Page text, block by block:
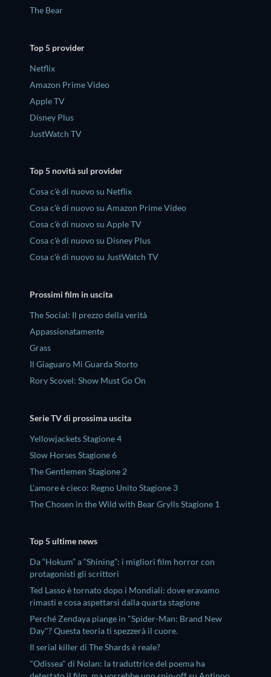
The Bear
Top 5 provider
Netflix
Amazon Prime Video
Apple TV
Disney Plus
JustWatch TV
Top 5 novità sul provider
Cosa c'è di nuovo su Netflix
Cosa c'è di nuovo su Amazon Prime Video
Cosa c'è di nuovo su Apple TV
Cosa c'è di nuovo su Disney Plus
Cosa c'è di nuovo su JustWatch TV
Prossimi film in uscita
The Social: Il prezzo della verità
Appassionatamente
Grass
Il Giaguaro Mi Guarda Storto
Rory Scovel: Show Must Go On
Serie TV di prossima uscita
Yellowjackets Stagione 4
Slow Horses Stagione 6
The Gentlemen Stagione 2
L'amore è cieco: Regno Unito Stagione 3
The Chosen in the Wild with Bear Grylls Stagione 1
Top 5 ultime news
Da “Hokum” a “Shining”: i migliori film horror con
protagonisti gli scrittori
Ted Lasso è tornato dopo i Mondiali: dove eravamo
rimasti e cosa aspettarsi dalla quarta stagione
Perché Zendaya piange in "Spider-Man: Brand New
Day"? Questa teoria ti spezzerà il cuore.
Il serial killer di The Shards è reale?
"Odissea" di Nolan: la traduttrice del poema ha